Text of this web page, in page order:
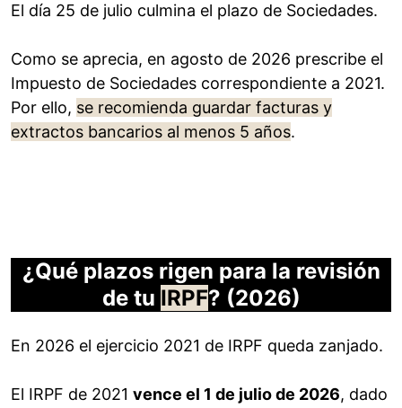
El día 25 de julio culmina el plazo de Sociedades.
Como se aprecia, en agosto de 2026 prescribe el
Impuesto de Sociedades correspondiente a 2021.
Por ello, se recomienda guardar facturas y
extractos bancarios al menos 5 años.
¿Qué plazos rigen para la revisión
de tu IRPF? (2026)
En 2026 el ejercicio 2021 de IRPF queda zanjado.
El IRPF de 2021 vence el 1 de julio de 2026, dado